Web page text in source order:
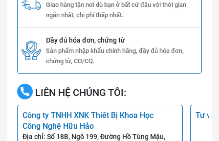
Giao hàng tận nơi dù bạn ở bất cứ đâu với thời gian
ngắn nhất, chi phí thấp nhất.
Đầy đủ hóa đơn, chứng từ
Sản phẩm nhập khẩu chính hãng, đầy đủ hóa đơn,
chứng từ, CO/CQ.
LIÊN HỆ CHÚNG TÔI:
Công ty TNHH XNK Thiết Bị Khoa Học
Công Nghệ Hữu Hảo
Địa chỉ: Số 18B, Ngõ 199, Đường Hồ Tùng Mậu,
Tư